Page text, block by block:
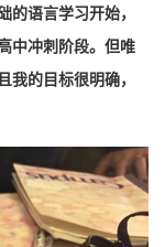
的语言学习开始，
中冲刺阶段。但唯
我的目标很明确，